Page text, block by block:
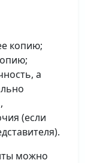
копию;
а
(если
можно